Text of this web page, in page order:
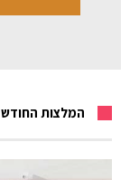
המלצות החודש